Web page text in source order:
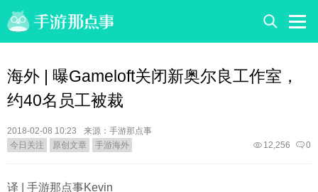
海外 | 曝Gameloft关闭新奥尔良工作室，
约40名员工被裁
2018-02-08 10:23
来源：手游那点事
今日关注
原创文章 手游海外 0
12,256
译 | 手游那点事Kevin